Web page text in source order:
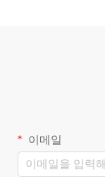
이메일